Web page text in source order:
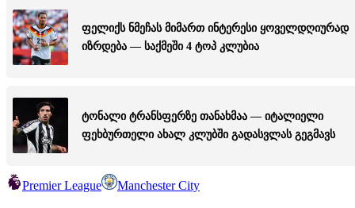
ფელიქს ნმეჩას მიმართ ინტერესი ყოველდღიურად
იზრდება — საქმეში 4 ტოპ კლუბია
ტონალი ტრანსფერზე თანახმაა — იტალიელი
ფეხბურთელი ახალ კლუბში გადასვლას გეგმავს
Premier League Manchester City